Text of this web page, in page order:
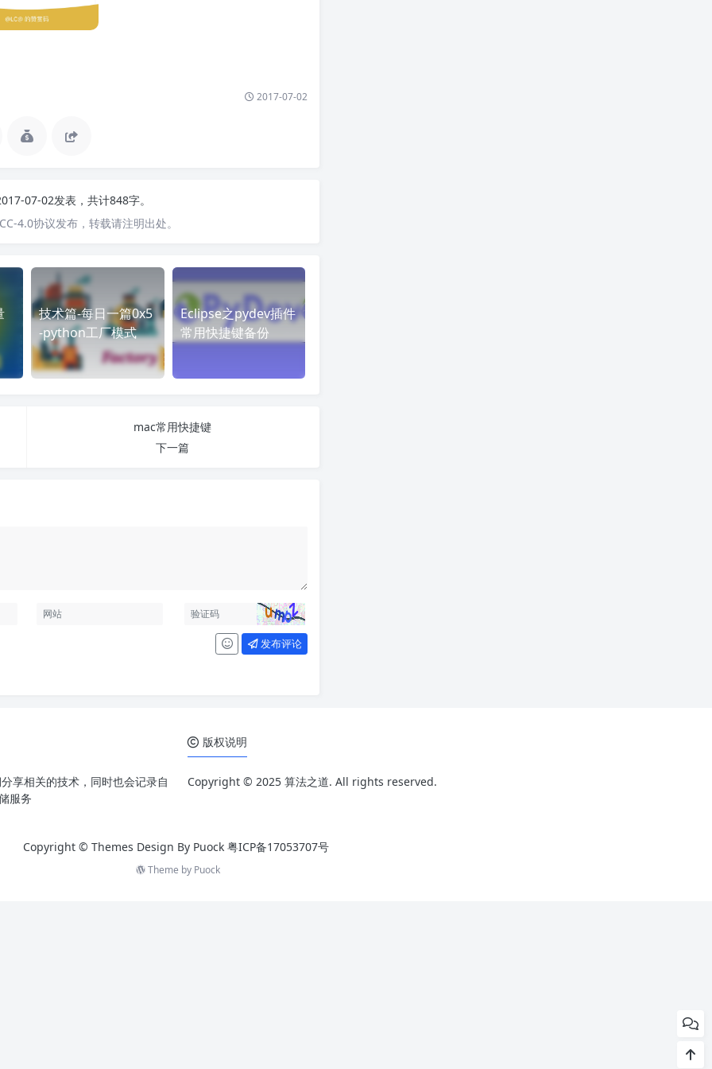
2017-07-02
07-02发表，共计848字。
4.0协议发布，转载请注明出处。
技术篇-每日一篇0x5
-python工厂模式
Eclipse之pydev插件
常用快捷键备份
mac常用快捷键
下一篇
发布评论
享相关的技术，同时也会记录自
服务
版权说明
Copyright © 2025 算法之道. All rights reserved.
Copyright © Themes Design By Puock 粤ICP备17053707号
Theme by Puock